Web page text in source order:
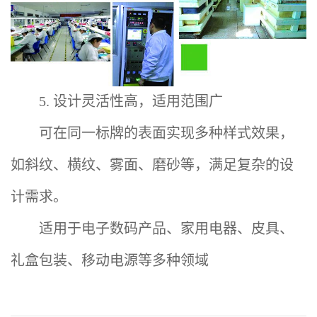
5. 设计灵活性高，适用范围广
可在同一标牌的表面实现多种样式效果，
如斜纹、横纹、雾面、磨砂等，满足复杂的设
计需求‌。
适用于电子数码产品、家用电器、皮具、
礼盒包装、移动电源等多种领域‌